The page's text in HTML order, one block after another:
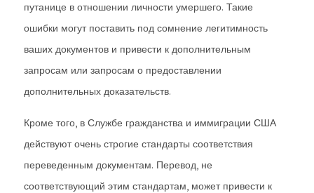
путанице в отношении личности умершего. Такие
ошибки могут поставить под сомнение легитимность
ваших документов и привести к дополнительным
запросам или запросам о предоставлении
дополнительных доказательств.
Кроме того, в Службе гражданства и иммиграции США
действуют очень строгие стандарты соответствия
переведенным документам. Перевод, не
соответствующий этим стандартам, может привести к